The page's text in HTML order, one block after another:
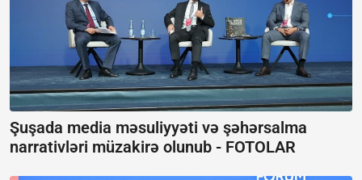
Şuşada media məsuliyyəti və şəhərsalma
narrativləri müzakirə olunub - FOTOLAR